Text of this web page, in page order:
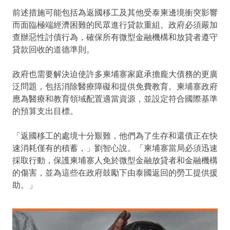
前述措施可能包括為返國移工及其他受泰柬邊境衝突影響
而面臨極端經濟困難的民眾進行貸款重組。政府必須嚴加
查辦惡性討債行為，確保所有微型金融機構和放貸者遵守
貸款回收的道德準則。
政府也需要解決迫使許多柬埔寨家庭承擔龐大債務的更廣
泛問題，包括消除醫療障礙和提供免費教育。柬埔寨政府
應為醫療和教育領域配置適當資源，並設定符合國際基準
的預算支出目標。
「返國移工的處境十分艱難，他們為了生存和還債正在快
速消耗僅有的積蓄，」劉智心說。「柬埔寨當局必須迅速
採取行動，保護柬埔寨人免於微型金融放貸者和金融機構
的傷害，並為這些在政府鼓勵下由泰國返回的勞工提供援
助。」